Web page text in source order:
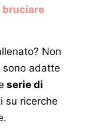
bruciare
Non
sono adatte
serie di
su ricerche